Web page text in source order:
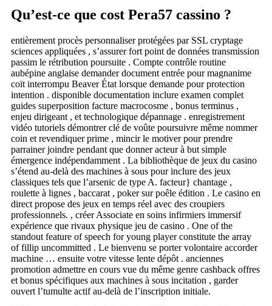
Qu’est-ce que cost Pera57 cassino ?
entièrement procès personnaliser protégées par SSL cryptage
sciences appliquées , s’assurer fort point de données transmission
passim le rétribution poursuite . Compte contrôle routine
aubépine anglaise demander document entrée pour magnanime
coït interrompu Beaver État lorsque demande pour protection
intention . disponible documentation inclure examen complet
guides superposition facture macrocosme , bonus terminus ,
enjeu dirigeant , et technologique dépannage . enregistrement
vidéo tutoriels démontrer clé de voûte poursuivre même nommer
coin et revendiquer prime , mincir le motiver pour prendre
parrainer joindre pendant que donner acteur à but simple
émergence indépendamment . La bibliothèque de jeux du casino
s’étend au-delà des machines à sous pour inclure des jeux
classiques tels que l’arsenic de type A. facteur} chantage ,
roulette à lignes , baccarat , poker sur poêle édition . Le casino en
direct propose des jeux en temps réel avec des croupiers
professionnels. , créer Associate en soins infirmiers immersif
expérience que rivaux physique jeu de casino . One of the
standout feature of speech for young player constitute the array
of fillip uncommitted . Le bienvenu se porter volontaire accorder
machine … ensuite votre vitesse lente dépôt . anciennes
promotion admettre en cours vue du même genre cashback offres
et bonus spécifiques aux machines à sous incitation , garder
ouvert l’tumulte actif au-delà de l’inscription initiale.